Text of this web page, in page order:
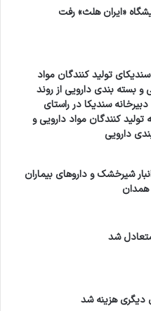
«ایران هلث» رفت
تولید کنندگان مواد
و بسته بندی دارویی از روند
سندیکا در راستای
کنندگان مواد دارویی و
دارویی
شیرخشک و داروهای بیماران
شد
دیگری هزینه شد